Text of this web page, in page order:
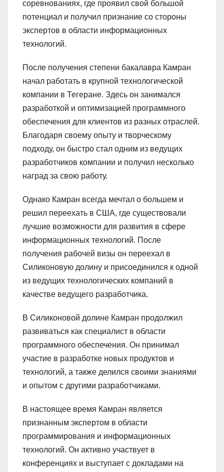
соревнованиях, где проявил свой большой
потенциал и получил признание со стороны
экспертов в области информационных
технологий.
После получения степени бакалавра Камран
начал работать в крупной технологической
компании в Тегеране. Здесь он занимался
разработкой и оптимизацией программного
обеспечения для клиентов из разных отраслей.
Благодаря своему опыту и творческому
подходу, он быстро стал одним из ведущих
разработчиков компании и получил несколько
наград за свою работу.
Однако Камран всегда мечтал о большем и
решил переехать в США, где существовали
лучшие возможности для развития в сфере
информационных технологий. После
получения рабочей визы он переехал в
Силиконовую долину и присоединился к одной
из ведущих технологических компаний в
качестве ведущего разработчика.
В Силиконовой долине Камран продолжил
развиваться как специалист в области
программного обеспечения. Он принимал
участие в разработке новых продуктов и
технологий, а также делился своими знаниями
и опытом с другими разработчиками.
В настоящее время Камран является
признанным экспертом в области
программирования и информационных
технологий. Он активно участвует в
конференциях и выступает с докладами на